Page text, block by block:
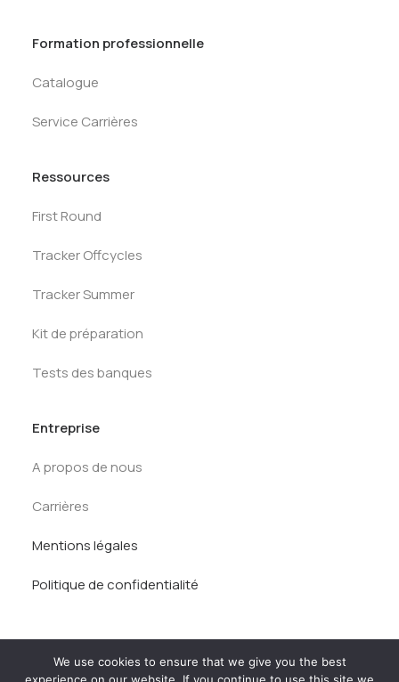
Formation professionnelle
Catalogue
Service Carrières
Ressources
First Round
Tracker Offcycles
Tracker Summer
Kit de préparation
Tests des banques
Entreprise
A propos de nous
Carrières
Mentions légales
Politique de confidentialité
We use cookies to ensure that we give you the best